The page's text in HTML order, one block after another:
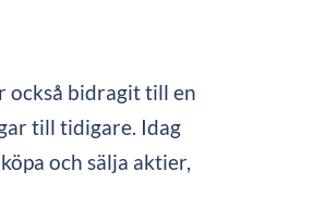
också bidragit till en
till tidigare. Idag
och sälja aktier,